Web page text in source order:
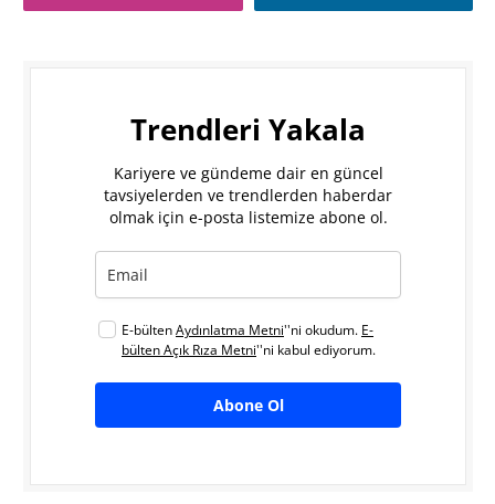
Trendleri Yakala
Kariyere ve gündeme dair en güncel
tavsiyelerden ve trendlerden haberdar
olmak için e-posta listemize abone ol.
E-bültenAydınlatma Metni''ni okudum. E-
bülten Açık Rıza Metni''ni kabul ediyorum.
Abone Ol